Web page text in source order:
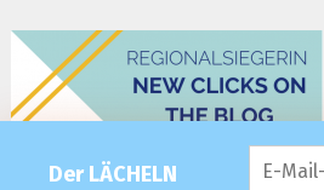
Der LÄCHELN